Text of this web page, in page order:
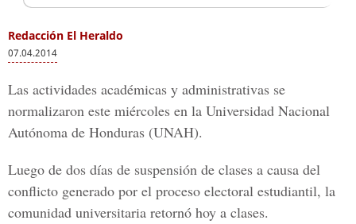
Redacción El Heraldo
07.04.2014
Las actividades académicas y administrativas se
normalizaron este miércoles en la Universidad Nacional
Autónoma de Honduras (UNAH).
Luego de dos días de suspensión de clases a causa del
conflicto generado por el proceso electoral estudiantil, la
comunidad universitaria retornó hoy a clases.